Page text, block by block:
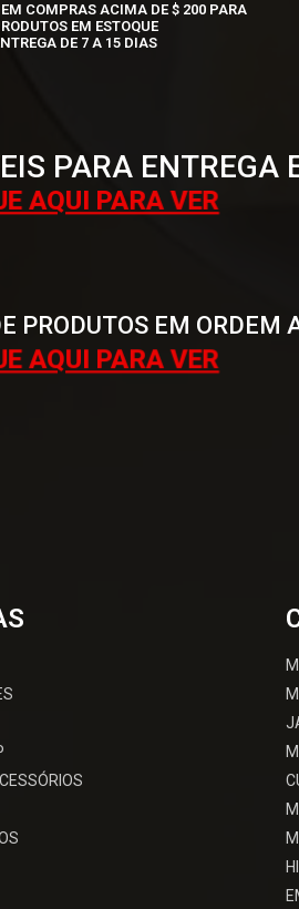
EM COMPRAS ACIMA DE $ 200 PARA
EM ESTOQUE
DE 7 A 15 DIAS
PARA ENTREGA
AQUI PARA VER
PRODUTOS EM ORDEM
AQUI PARA VER